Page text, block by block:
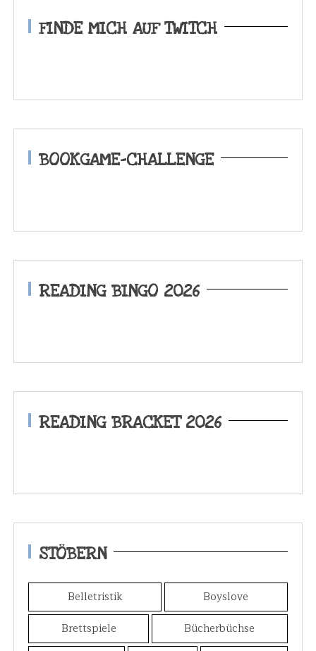
FINDE MICH AUF TWITCH
BOOKGAME-CHALLENGE
READING BINGO 2026
READING BRACKET 2026
STÖBERN
Belletristik
Boyslove
Brettspiele
Bücherbüchse